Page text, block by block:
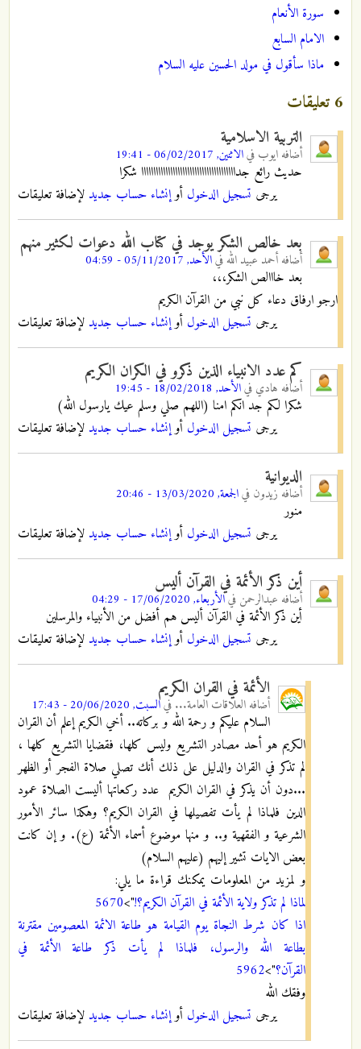
سورة الأنعام
الامام السابع
ماذا سأقول في مولد الحسين عليه السلام
6 تعليقات
التربية الاسلامية
أضافه ايوب فيالاثنين, 06/02/2017 - 19:41
حديث رائع جدااااااااااااااااااااااااااااااااااااااا شكرا
يرجى تسجيل الدخول أوإنشاء حساب جديد لإضافة تعليقات
بعد خالص الشكر يوجد في كتاب الله دعوات لكثير منهم
أضافه أحمد عبيد اللهفيالأحد, 05/11/2017 - 04:59
بعد خااالص الشكر،،،
ارجو ارفاق دعاء كل نبي من القرآن الكريم
يرجى تسجيل الدخول أوإنشاء حساب جديد لإضافة تعليقات
كم عدد الانبياء الذين ذكرو في الكران الكريم
أضافه هادي فيالأحد, 18/02/2018 - 19:45
شكرا لكم جد انكم امنا (اللهم صلي وسلم عيك يارسول الله)
يرجى تسجيل الدخول أوإنشاء حساب جديد لإضافة تعليقات
الديوانية
أضافه زيدون فيالجمعة, 13/03/2020 - 20:46
منور
يرجى تسجيل الدخول أوإنشاء حساب جديد لإضافة تعليقات
أين ذكر الأئمة في القرآن أليس
أضافه عبدالرحمن فيالأربعاء, 17/06/2020 - 04:29
أين ذكر الأئمة في القرآن أليس هم أفضل من الأنبياء والمرسلين
يرجى تسجيل الدخول أوإنشاء حساب جديد لإضافة تعليقات
الأئمة في القران الكريم
أضافه العلاقات العامة... فيالسبت, 20/06/2020 - 17:43
السلام عليكم و رحمة الله و بركاته.. أخي الكريم إعلم أن القران
الكريم هو أحد مصادر التشريع وليس كلها، فقضايا التشريع كلها ،
لم تذكر في القران والدليل على ذلك أنك تصلي صلاة الفجر أو الظهر
...دون أن يذكر في القران الكريم عدد ركعاتها أليست الصلاة عمود
الدين فلماذا لم يأت تفصيلها في القران الكريم؟ وهكذا سائر الأمور
الشرعية و الفقهية و.. و منها موضوع أسماء الأئمة (ع). و إن كانت
بعض الايات تشير إليهم (عليهم السلام)
و لمزيد من المعلومات يمكنك قراءة ما يلي:
لماذا لم تذكر ولاية الأئمة في القرآن الكريم؟!">
5670
اذا كان شرط النجاة يوم القيامة هو طاعة الائمة المعصومين مقترنة
بطاعة الله والرسول، فلماذا لم يأت ذكر طاعة الأئمة في
القرآن؟">
5962
وفقك الله
يرجى تسجيل الدخول أوإنشاء حساب جديد لإضافة تعليقات